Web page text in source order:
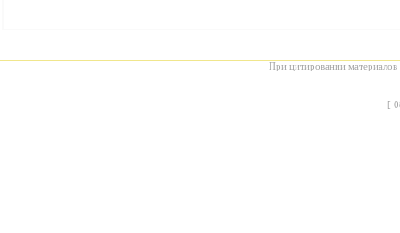
При цитировании материалов
[